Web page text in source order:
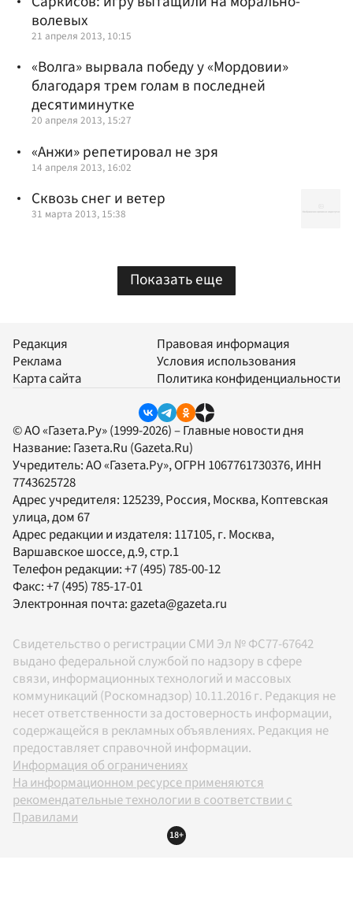
волевых
21 апреля 2013, 10:15
«Волга» вырвала победу у «Мордовии»
благодаря трем голам в последней
десятиминутке
20 апреля 2013, 15:27
«Анжи» репетировал не зря
14 апреля 2013, 16:02
Сквозь снег и ветер
31 марта 2013, 15:38
Показать еще
Редакция
Реклама
Карта сайта
Правовая информация
Условия использования
Политика конфиденциальности
© АО «Газета.Ру» (1999-2026) – Главные новости дня
Название: Газета.Ru (Gazeta.Ru)
Учредитель:АО «Газета.Ру», ОГРН 1067761730376, ИНН
7743625728
Адрес учредителя: 125239, Россия, Москва, Коптевская
улица, дом 67
Адрес редакции и издателя: 117105, г. Москва,
Варшавское шоссе, д.9, стр.1
Телефон редакции:+7 (495) 785-00-12
Факс:+7 (495) 785-17-01
Электронная почта:gazeta@gazeta.ru
Свидетельство о регистрации СМИ Эл № ФС77-67642
выдано федеральной службой по надзору в сфере
связи, информационных технологий и массовых
коммуникаций (Роскомнадзор) 10.11.2016 г. Редакция не
несет ответственности за достоверность информации,
содержащейся в рекламных объявлениях. Редакция не
предоставляет справочной информации.
Информация об ограничениях
На информационном ресурсе применяются
рекомендательные технологии в соответствии с
Правилами
18+